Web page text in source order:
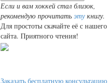
Если и вам хоккей стал близок,
рекомендую прочитать этукнигу.
Для простоты скачайте её с нашего
сайта. Приятного чтения!
Заказать бесплатную консультацию